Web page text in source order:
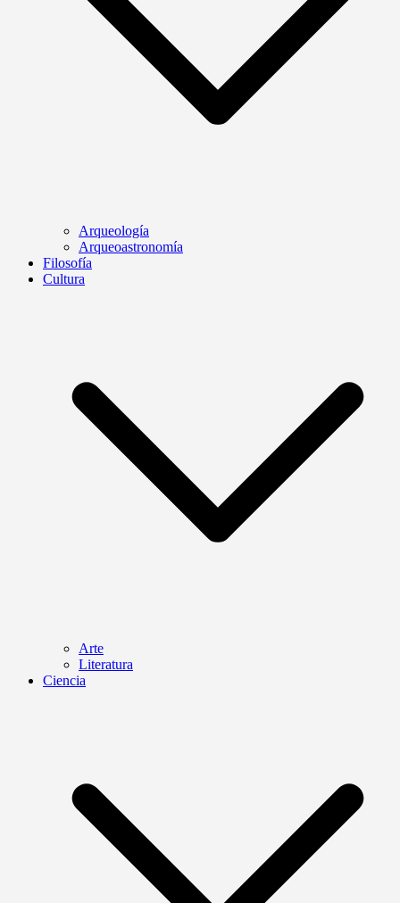
Arqueología
Arqueoastronomía
Filosofía
Cultura
Arte
Literatura
Ciencia